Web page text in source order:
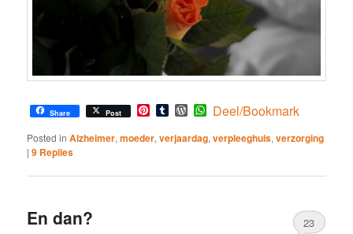
Share Post Pinterest
TumblrWordPress
WhatsApp
Deel/Bookmark
Posted in Alzheimer,moeder,verjaardag,verpleeghuis,verzorging
|9 Replies
En dan? 23